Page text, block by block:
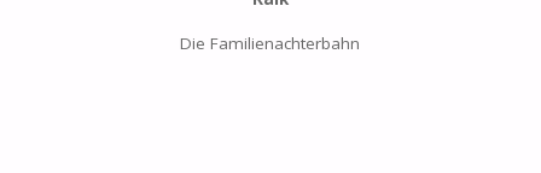
Die Familienachterbahn